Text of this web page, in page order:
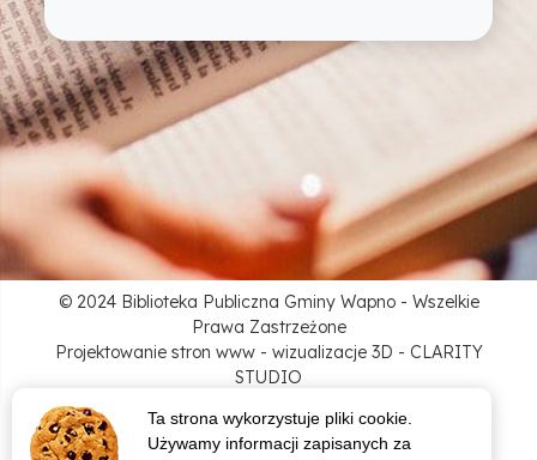
© 2024 Biblioteka Publiczna Gminy Wapno - Wszelkie
Prawa Zastrzeżone
Projektowanie stron www - wizualizacje 3D - CLARITY
STUDIO
Ta strona wykorzystuje pliki cookie.
Używamy informacji zapisanych za